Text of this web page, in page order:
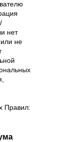
нет
не
Правил: